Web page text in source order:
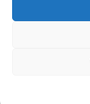
Nos réseaux